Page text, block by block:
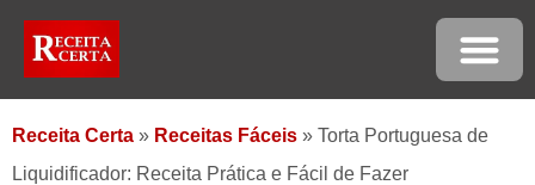
Receita Certa » Receitas Fáceis » Torta Portuguesa de
Liquidificador: Receita Prática e Fácil de Fazer